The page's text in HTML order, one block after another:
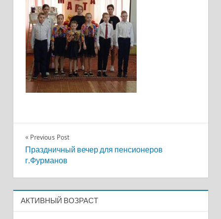
Навигация
по
записям
Previous Post
Праздничный вечер для пенсионеров
г.Фурманов
АКТИВНЫЙ ВОЗРАСТ